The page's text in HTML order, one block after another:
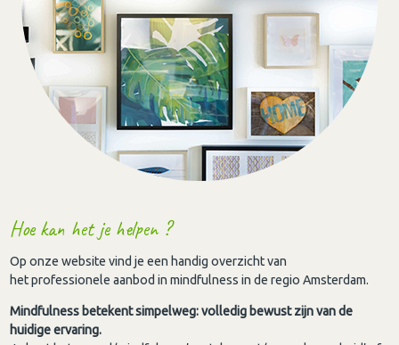
Hoe kan het je helpen ?
Op onze website vind je een handig overzicht van
het professionele aanbod in mindfulness in de regio Amsterdam.
Mindfulness betekent simpelweg: volledig bewust zijn van de
huidige ervaring.